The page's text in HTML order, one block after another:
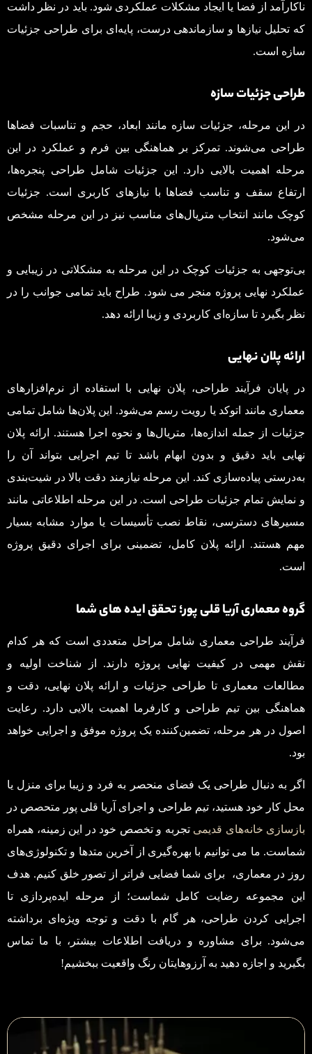
ناکارآمد از فضا یا ایجاد مشکلات عملکردی شود. باید در نظر داشت
که تحلیل نیازها و سازماندهی درست، پایه‌ای برای طراحی جزئیات
سازه است.
طراحی جزئیات سازه
در این مرحله، جزئیات سازه مانند ابعاد، حجم و تناسبات فضاها
طراحی می‌شوند. تمرکز بر هماهنگی بین فرم و عملکرد در این
مرحله اهمیت بالایی دارد. این جزئیات شامل طراحی پنجره‌ها،
ارتفاع سقف و تناسب فضاها با نیازهای کاربری است. جزئیات
کوچک مانند انتخاب متریال‌های مناسب نیز در این مرحله مشخص
می‌شود.
بی‌توجهی به جزئیات کوچک در این مرحله به مشکلاتی در زیبایی و
عملکرد نهایی پروژه منجر می شود. طراح باید تمامی جوانب را در
نظر بگیرد تا سازه‌ای کاربردی و زیبا ارائه دهد.
ارائه پلان نهایی
در پایان فرآیند طراحی، پلان نهایی با استفاده از نرم‌افزارهای
معماری مانند اتوکد یا رویت رسم می‌شود. این پلان‌ها شامل تمامی
جزئیات از جمله اندازه‌ها، متریال‌ها و نحوه اجرا هستند. ارائه پلان
نهایی باید دقیق و بدون ابهام باشد تا تیم اجرایی بتواند آن را
به‌درستی پیاده‌سازی کند. این مرحله نیازمند دقت بالا در شیت‌بندی
و نمایش تمام جزئیات طراحی است. در این مرحله اطلاعاتی مانند
مسیرهای دسترسی، نقاط نصب تأسیسات یا موارد مشابه بسیار
مهم هستند. ارائه پلان کامل، تضمینی برای اجرای دقیق پروژه
است.
گروه معماری آریا قلی پور؛ تحقق ایده های شما
فرآیند طراحی معماری شامل مراحل متعددی است که هر کدام
نقش مهمی در کیفیت نهایی پروژه دارند. از شناخت اولیه و
مطالعات معماری تا طراحی جزئیات و ارائه پلان نهایی، دقت و
هماهنگی بین تیم طراحی و کارفرما اهمیت بالایی دارد. رعایت
اصول در هر مرحله، تضمین‌کننده یک پروژه موفق و اجرایی خواهد
بود.
اگر به دنبال طراحی یک فضای منحصر به فرد و زیبا برای منزل یا
محل کار خود هستید، تیم طراحی و اجرای آریا قلی پور متحصص در
بازسازی خانه‌های قدیمی تجربه و تخصص خود در این زمینه، همراه
شماست. ما می توانیم با بهره‌گیری از آخرین متدها و تکنولوژی‌های
روز در معماری، برای شما فضایی فراتر از تصور خلق کنیم. هدف
این مجموعه رضایت کامل شماست؛ از مرحله ایده‌پردازی تا
اجرایی کردن طراحی، هر گام با دقت و توجه ویژه‌ای برداشته
می‌شود. برای مشاوره و دریافت اطلاعات بیشتر، با ما تماس
بگیرید و اجازه دهید به آرزوهایتان رنگ واقعیت ببخشیم!